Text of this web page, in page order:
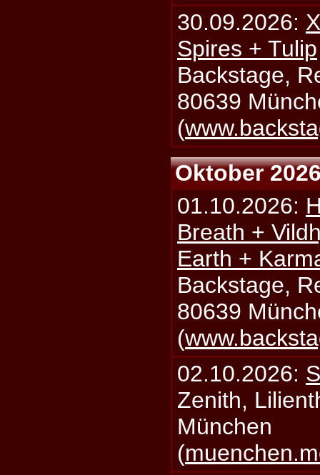
30.09.2026:
Spires + Tulip
Backstage,
80639
(
Oktober
01.10.2026:
Breath +
Earth +
Backstage,
80639
(
02.10.2026:
Zenith,
München
(